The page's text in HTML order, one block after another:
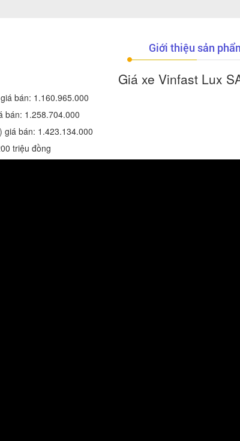
Giới thiệu sản
Giá xe Vinfast Lux
bán: 1.160.965.000
bán: 1.258.704.000
giá bán: 1.423.134.000
triệu đồng